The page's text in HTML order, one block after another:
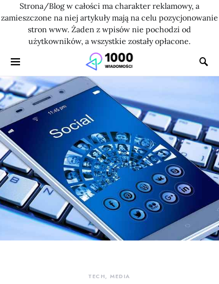
Strona/Blog w całości ma charakter reklamowy, a
zamieszczone na niej artykuły mają na celu pozycjonowanie
stron www. Żaden z wpisów nie pochodzi od
użytkowników, a wszystkie zostały opłacone.
TECH, MEDIA